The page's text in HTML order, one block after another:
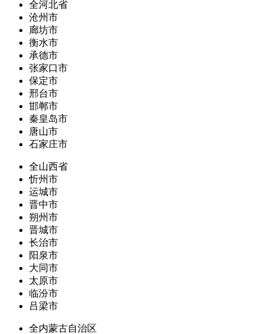
全河北省
沧州市
廊坊市
衡水市
承德市
张家口市
保定市
邢台市
邯郸市
秦皇岛市
唐山市
石家庄市
全山西省
忻州市
运城市
晋中市
朔州市
晋城市
长治市
阳泉市
大同市
太原市
临汾市
吕梁市
全内蒙古自治区